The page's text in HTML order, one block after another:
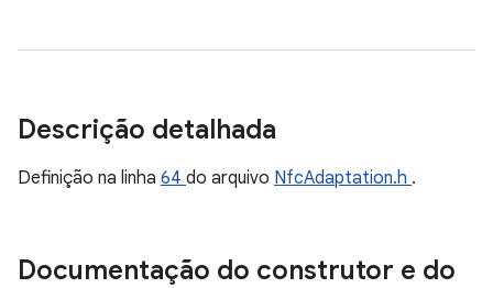
Descrição detalhada
Definição na linha 64 do arquivo NfcAdaptation.h .
Documentação do construtor e do